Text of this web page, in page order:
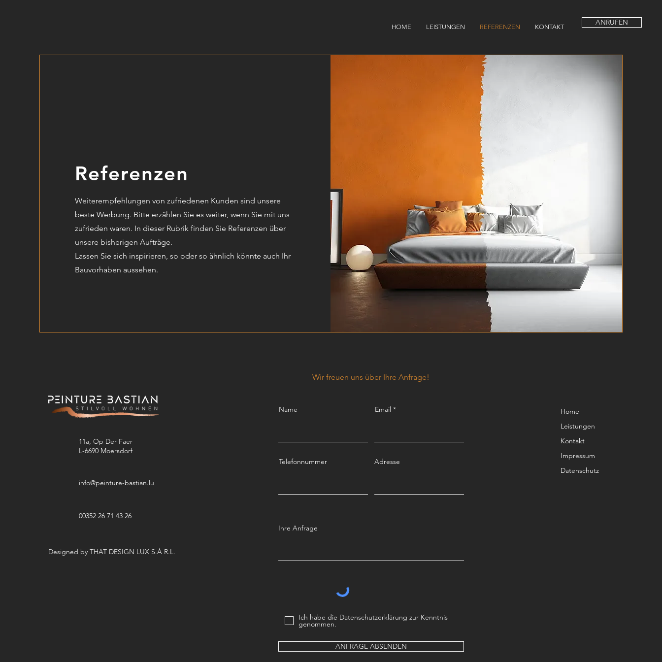
HOME LEISTUNGEN REFERENZEN KONTAKT
ANRUFEN
Referenzen
Weiterempfehlungen von zufriedenen Kunden sind unsere
beste Werbung. Bitte erzählen Sie es weiter, wenn Sie mit uns
zufrieden waren. In dieser Rubrik finden Sie Referenzen über
unsere bisherigen Aufträge.
Lassen Sie sich inspirieren, so oder so ähnlich könnte auch Ihr
Bauvorhaben aussehen.
11a, Op Der Faer
L-6690 Moersdorf
info@peinture-bastian.lu
00352 26 71 43 26
Designed by THAT DESIGN LUX S.À R.L.
Wir freuen uns über Ihre Anfrage!
Name Email
Telefonnummer Adresse
Ihre Anfrage
Ich habe die Datenschutzerklärung zur Kenntnis
genommen.
ANFRAGE ABSENDEN
Home
Leistungen
Kontakt
Impressum
Datenschutz